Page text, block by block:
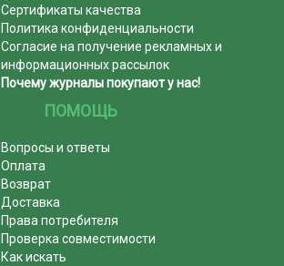
Сертификаты качества
Политика конфиденциальности
Согласие на получение рекламных и
информационных рассылок
Почему журналы покупают у нас!
ПОМОЩЬ
Вопросы и ответы
Оплата
Возврат
Доставка
Права потребителя
Проверка совместимости
Как искать